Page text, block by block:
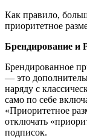
Как правило,
приоритетное
Брендирование и
Брендированное
— это
наряду с
само по себе
«Приоритетное
отключать
подписок.